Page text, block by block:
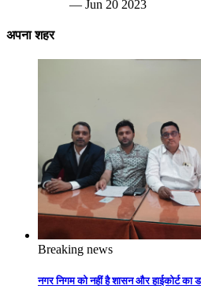
— Jun 20 2023
अपना शहर
Breaking news
नगर निगम को नहीं है शासन और हाईकोर्ट का